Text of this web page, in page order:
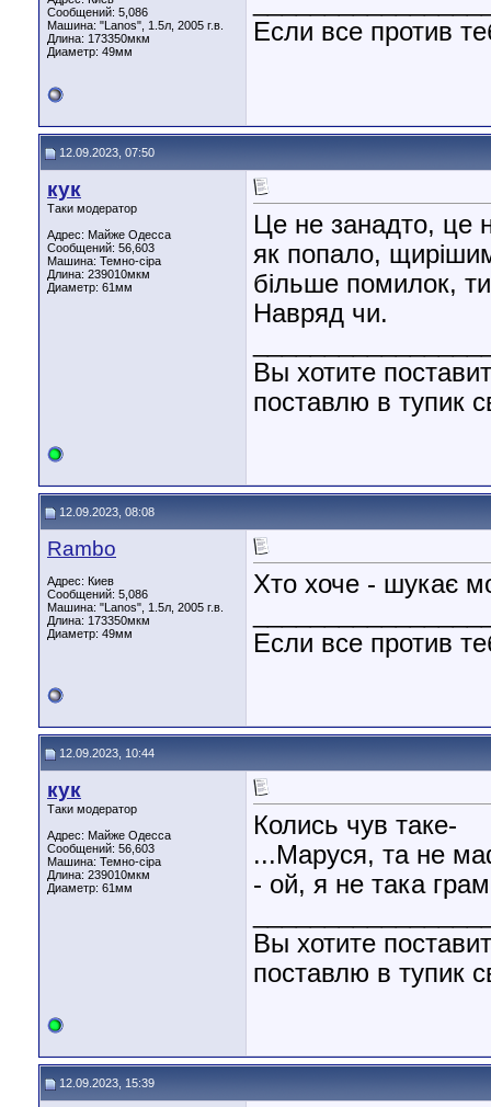
Сообщений: 5,086
Машина: "Lanos", 1.5л, 2005 г.в.
Длина: 173350мкм
Диаметр: 49мм
Если все против
12.09.2023, 07:50
кук
Таки модератор
Адрес: Майже Одесса
Сообщений: 56,603
Машина: Темно-сіра
Длина: 239010мкм
Диаметр: 61мм
Це не занадто, це
як попало,
більше помилок,
Навряд чи.
Вы хотите
поставлю в тупик
12.09.2023, 08:08
Rambo
Адрес: Киев
Сообщений: 5,086
Машина: "Lanos", 1.5л, 2005 г.в.
Длина: 173350мкм
Диаметр: 49мм
Хто хоче - шукає
Если все против
12.09.2023, 10:44
кук
Таки модератор
Адрес: Майже Одесса
Сообщений: 56,603
Машина: Темно-сіра
Длина: 239010мкм
Диаметр: 61мм
Колись чув таке-
...Маруся, та не
- ой, я не така
Вы хотите
поставлю в тупик
12.09.2023, 15:39